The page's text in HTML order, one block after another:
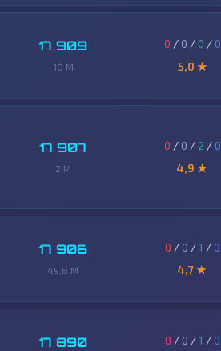
17 909
10 M
0 / 0 / 0 /0
5,0 ★
17 907
2 M
0 / 0 / 2 /0
4,9 ★
17 906
49,8 M
0 / 0 /1 /0
4,7 ★
17 890 0 / 0 /1 /0